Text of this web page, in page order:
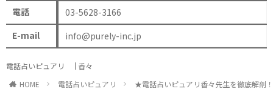
電話
03-5628-3166
E-mail
info@purely-inc.jp
電話占いピュアリ
香々
HOME
電話占いピュアリ ★電話占いピュアリ香々先生を徹底解剖